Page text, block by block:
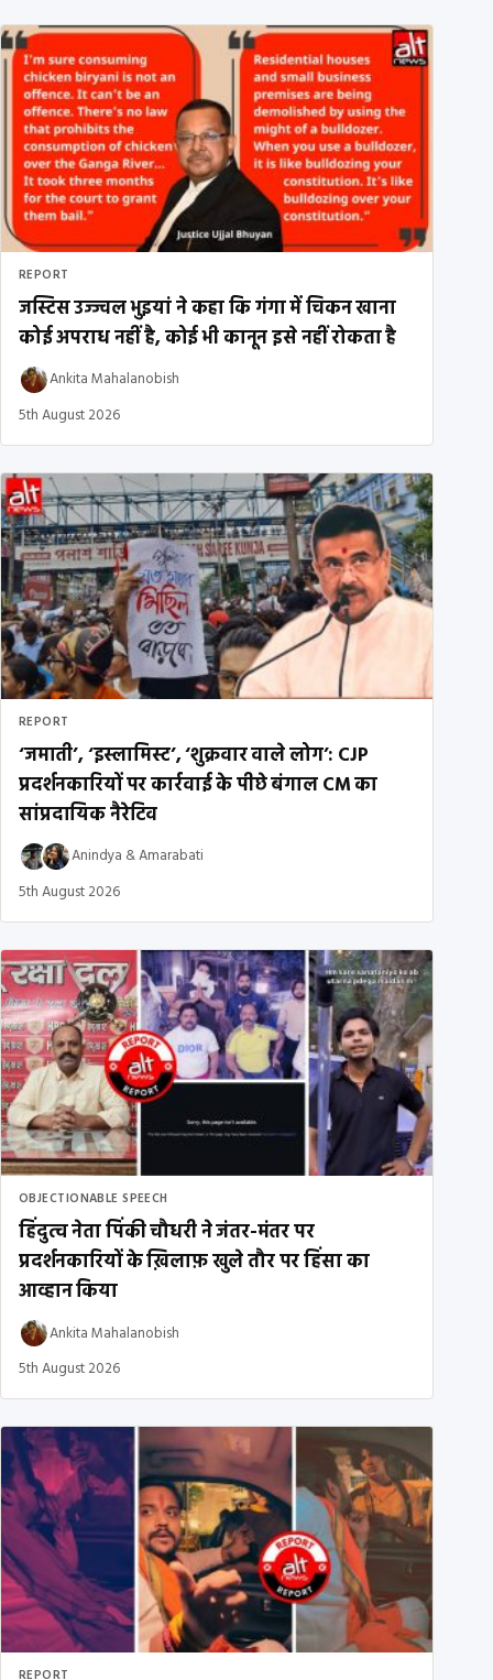
REPORT
जस्टिस उज्ज्वल भुइयां ने कहा कि गंगा में चिकन खाना
कोई अपराध नहीं है, कोई भी कानून इसे नहीं रोकता है
Ankita Mahalanobish
5th August 2026
REPORT
‘जमाती’, ‘इस्लामिस्ट’, ‘शुक्रवार वाले लोग’: CJP
प्रदर्शनकारियों पर कार्रवाई के पीछे बंगाल CM का
सांप्रदायिक नैरेटिव
Anindya &Amarabati
5th August 2026
OBJECTIONABLE SPEECH
हिंदुत्व नेता पिंकी चौधरी ने जंतर-मंतर पर
प्रदर्शनकारियों के ख़िलाफ़ खुले तौर पर हिंसा का
आव्हान किया
Ankita Mahalanobish
5th August 2026
REPORT